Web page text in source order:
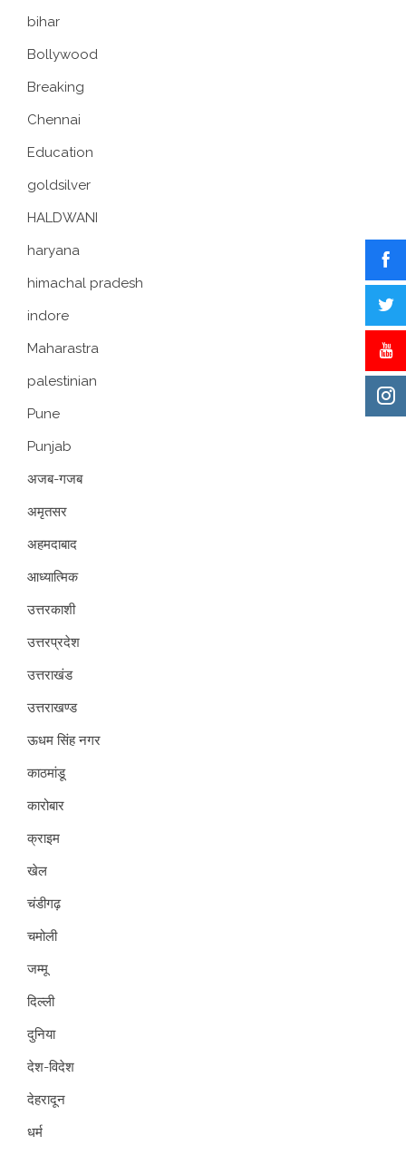
bihar
Bollywood
Breaking
Chennai
Education
goldsilver
HALDWANI
haryana
himachal pradesh
indore
Maharastra
palestinian
Pune
Punjab
अजब-गजब
अमृतसर
अहमदाबाद
आध्यात्मिक
उत्तरकाशी
उत्तरप्रदेश
उत्तराखंड
उत्तराखण्ड
ऊधम सिंह नगर
काठमांडू
कारोबार
क्राइम
खेल
चंडीगढ़
चमोली
जम्मू
दिल्ली
दुनिया
देश-विदेश
देहरादून
धर्म